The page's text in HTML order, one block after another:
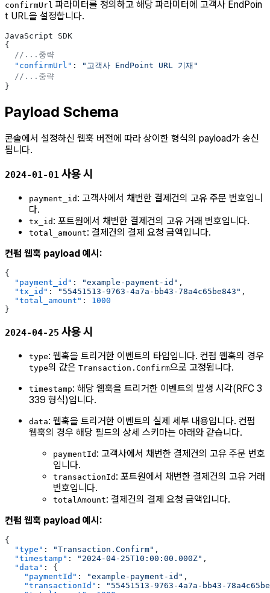
confirmUrl 파라미터를 정의하고 해당 파라미터에 고객사 EndPoin
t URL을 설정합니다.
JavaScript SDK
{
  //...중략
  "confirmUrl"
:
"고객사 EndPoint URL 기재"
  //...중략
}
Payload Schema
콘솔에서 설정하신 웹훅 버전에 따라 상이한 형식의 payload가 송신
됩니다.
2024-01-01 사용 시
payment_id : 고객사에서 채번한 결제건의 고유 주문 번호입니
다.
tx_id : 포트원에서 채번한 결제건의 고유 거래 번호입니다.
total_amount: 결제건의 결제 요청 금액입니다.
컨펌 웹훅 payload 예시:
{
  "payment_id"
: "example-payment-id" ,
  "tx_id"
: "55451513-9763-4a7a-bb43-78a4c65be843" ,
  "total_amount"
: 1000
}
2024-04-25 사용 시
type: 웹훅을 트리거한 이벤트의 타입입니다. 컨펌 웹훅의 경우
type의 값은 Transaction.Confirm으로 고정됩니다.
timestamp: 해당 웹훅을 트리거한 이벤트의 발생 시각(RFC 3
339 형식)입니다.
data: 웹훅을 트리거한 이벤트의 실제 세부 내용입니다. 컨펌
웹훅의 경우 해당 필드의 상세 스키마는 아래와 같습니다.
paymentId : 고객사에서 채번한 결제건의 고유 주문 번호
입니다.
transactionId : 포트원에서 채번한 결제건의 고유 거래
번호입니다.
totalAmount: 결제건의 결제 요청 금액입니다.
컨펌 웹훅 payload 예시:
{
  "type"
: "Transaction.Confirm" ,
  "timestamp"
: "2024-04-25T10:00:00.000Z" ,
  "data"
: {
    "paymentId"
: "example-payment-id" ,
    "transactionId"
:
"55451513-9763-4a7a-bb43-